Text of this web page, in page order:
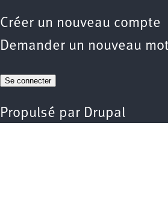
Créer un nouveau compte
Demander un nouveau
Propulsé par Drupal